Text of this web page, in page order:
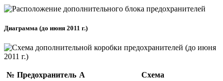
Диаграмма (до июня 2011 г.)
№ Предохранитель А Схема